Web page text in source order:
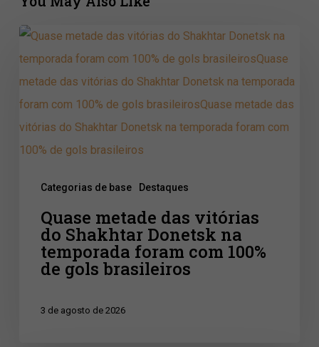
Categorias de base Destaques
Quase
metade
das
vitórias
do
Shakhtar
temporada
foram
Quase metade das vitórias
do Shakhtar Donetsk na
temporada foram com 100%
de gols brasileiros
3 de agosto de 2026